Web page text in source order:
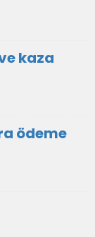
kaza
ödeme